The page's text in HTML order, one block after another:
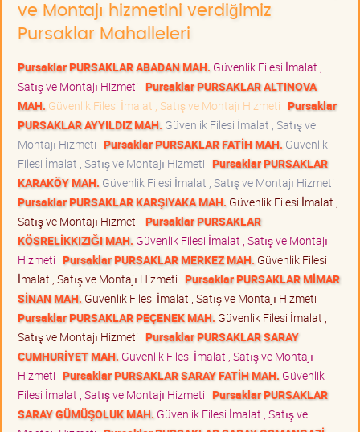
ve Montajı hizmetini verdiğimiz
Pursaklar Mahalleleri
Pursaklar PURSAKLAR ABADAN MAH. Güvenlik Filesi İmalat ,
Satış ve Montajı Hizmeti Pursaklar PURSAKLAR ALTINOVA
MAH. Güvenlik Filesi İmalat , Satış ve Montajı Hizmeti Pursaklar
PURSAKLAR AYYILDIZ MAH. Güvenlik Filesi İmalat , Satış ve
Montajı Hizmeti Pursaklar PURSAKLAR FATİH MAH. Güvenlik
Filesi İmalat , Satış ve Montajı Hizmeti Pursaklar PURSAKLAR
KARAKÖY MAH. Güvenlik Filesi İmalat , Satış ve Montajı Hizmeti
Pursaklar PURSAKLAR KARŞIYAKA MAH. Güvenlik Filesi İmalat ,
Satış ve Montajı Hizmeti Pursaklar PURSAKLAR
KÖSRELİKKIZIĞI MAH. Güvenlik Filesi İmalat , Satış ve Montajı
Hizmeti Pursaklar PURSAKLAR MERKEZ MAH. Güvenlik Filesi
İmalat , Satış ve Montajı Hizmeti Pursaklar PURSAKLAR MİMAR
SİNAN MAH. Güvenlik Filesi İmalat , Satış ve Montajı Hizmeti
Pursaklar PURSAKLAR PEÇENEK MAH. Güvenlik Filesi İmalat ,
Satış ve Montajı Hizmeti Pursaklar PURSAKLAR SARAY
CUMHURİYET MAH. Güvenlik Filesi İmalat , Satış ve Montajı
Hizmeti Pursaklar PURSAKLAR SARAY FATİH MAH. Güvenlik
Filesi İmalat , Satış ve Montajı Hizmeti Pursaklar PURSAKLAR
SARAY GÜMÜŞOLUK MAH. Güvenlik Filesi İmalat , Satış ve